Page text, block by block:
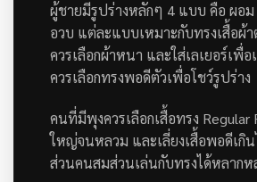
ผู้ชายมีรูปร่างหลักๆ 4 แบบ คือ ผอ
อวบ แต่ละแบบเหมาะกับทรงเสื้อผ้
ควรเลือกผ้าหนา และใส่เลเยอร์เพื่
ควรเลือกทรงพอดีตัวเพื่อโชว์รูปร่าง
คนที่มีพุงควรเลือกเสื้อทรง Regular
ใหญ่จนหลวม และเลี่ยงเสื้อพอดีเกิ
ส่วนคนสมส่วนเล่นกับทรงได้หลากห